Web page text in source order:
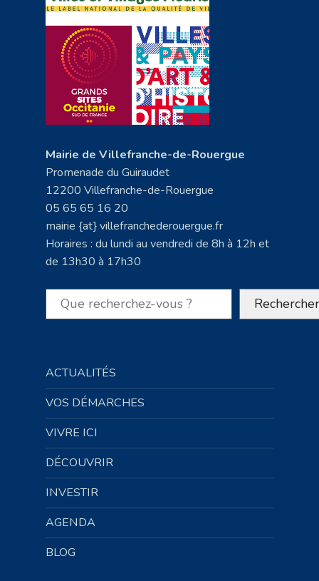
Mairie de Villefranche-de-Rouergue
Promenade du Guiraudet
12200 Villefranche-de-Rouergue
05 65 65 16 20
mairie {at} villefranchederouergue.fr
Horaires : du lundi au vendredi de 8h à 12h et
de 13h30 à 17h30
Rechercher Rechercher
ACTUALITÉS
VOS DÉMARCHES
VIVRE ICI
DÉCOUVRIR
INVESTIR
AGENDA
BLOG